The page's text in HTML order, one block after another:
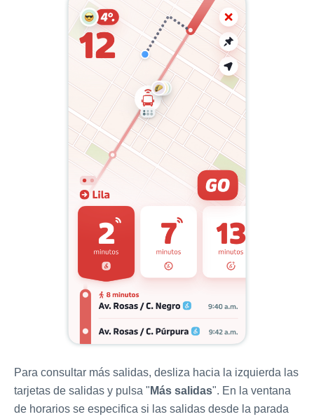
Para consultar más salidas, desliza hacia la izquierda las
tarjetas de salidas y pulsa " Más salidas". En la ventana
de horarios se especifica si las salidas desde la parada